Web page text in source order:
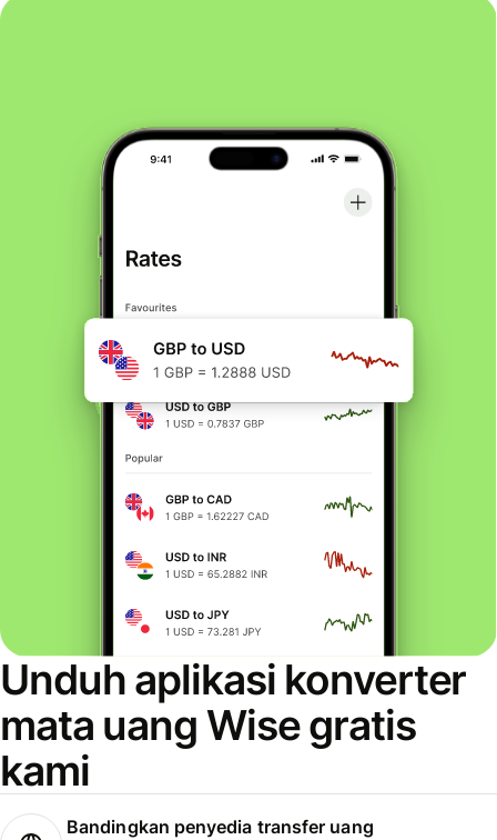
Unduh aplikasi konverter
mata uang Wise gratis
kami
Bandingkan penyedia transfer uang